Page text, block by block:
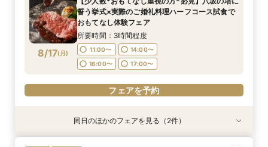
8/16(日)
おもてなし体験フェア
所要時間：3時間程度
9:00〜
10:00〜
14:30〜
15:00〜
フェアを予約
8/16(日)
9:00〜
10:00〜
14:30〜
15:00〜
フェアを予約
8/17(月)
誓う挙式×実際のご婚礼料理ハーフコース試食で
おもてなし体験フェア
所要時間：3時間程度
11:00〜
14:00〜
16:00〜
17:00〜
フェアを予約
特典あり
特典あり同日のほかのフェアを見る（2件）